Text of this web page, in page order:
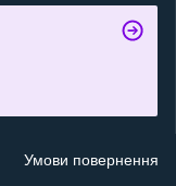
Умови повернення